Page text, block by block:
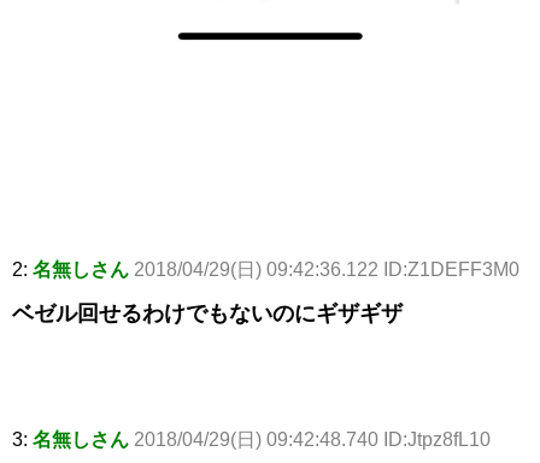
2: 名無しさん 2018/04/29(日) 09:42:36.122 ID:Z1DEFF3M0
ベゼル回せるわけでもないのにギザギザ
3: 名無しさん 2018/04/29(日) 09:42:48.740 ID:Jtpz8fL10